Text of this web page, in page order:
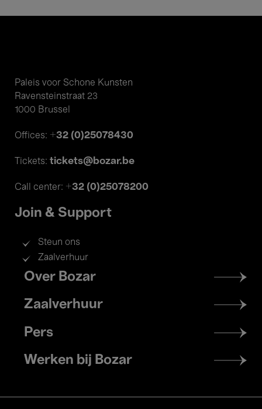
Paleis voor Schone Kunsten
Ravensteinstraat 23
1000 Brussel
Offices: +32 (0)25078430
Tickets: tickets@bozar.be
Call center: +32 (0)25078200
Join & Support
Steun ons
Zaalverhuur
Footer
menu
Over Bozar
Zaalverhuur
Pers
Werken bij Bozar